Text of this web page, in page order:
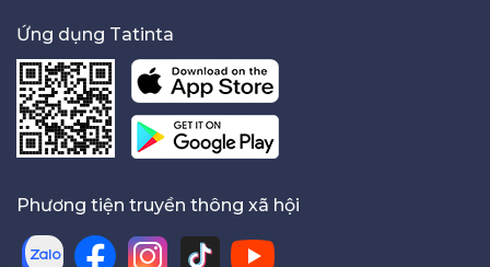
Ứng dụng Tatinta
Phương tiện truyền thông xã hội